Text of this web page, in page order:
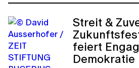
Streit &
feiert
Demokratie